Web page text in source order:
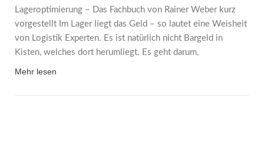
Lageroptimierung – Das Fachbuch von Rainer Weber kurz
vorgestellt Im Lager liegt das Geld – so lautet eine Weisheit
von Logistik Experten. Es ist natürlich nicht Bargeld in
Kisten, welches dort herumliegt. Es geht darum,
Mehr lesen